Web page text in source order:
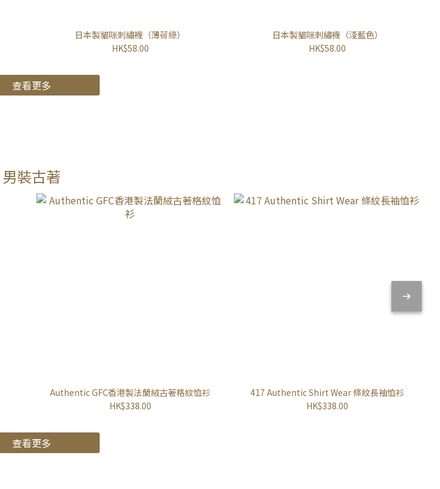
日本製貓咪刺繡襪（薄荷綠）
HK$58.00
日本製貓咪刺繡襪（淺藍色）
HK$58.00
查看更多
男裝古著
Authentic GFC香港製法蘭絨古著格紋恤衫
HK$338.00
417 Authentic Shirt Wear 條紋長袖恤衫
HK$338.00
查看更多